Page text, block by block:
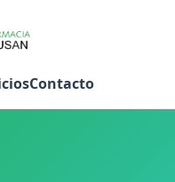
Contacto